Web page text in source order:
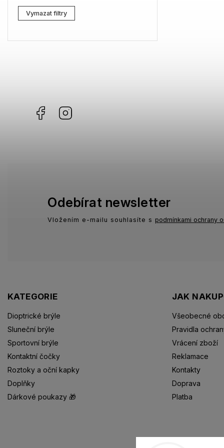
Lacoste
Marc Jacobs
Vymazat filtry
Facebook
KATEGORIE
Dioptrické brýle
Sluneční brýle
Sportovní brýle
Kontaktní čočky
Roztoky a oční kapky
Doplňky
Dárkové poukazy 🎁
JAK
Všeobecné
Pravidla
Vrácení zboží
Reklamace
Kontakty
Doprava
Platba
Odebírat newsletter
Vložením e-mailu souhlasíte s podmínkami ochrany